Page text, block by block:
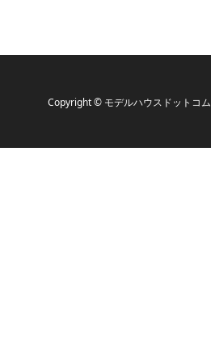
Copyright© モデルハウスドットコム